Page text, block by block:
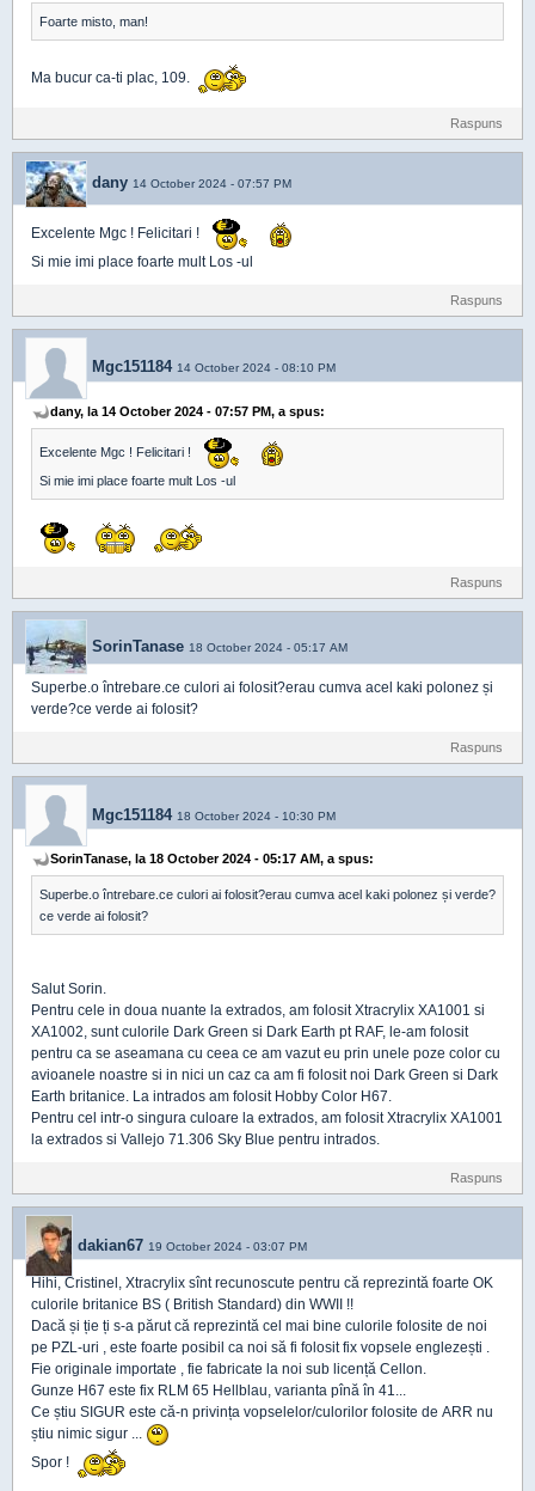
Foarte misto, man!
Ma bucur ca-ti plac, 109.
Raspuns
dany 14 October 2024 - 07:57 PM
Excelente Mgc ! Felicitari !
Si mie imi place foarte mult Los -ul
Raspuns
Mgc151184 14 October 2024 - 08:10 PM
dany, la 14 October 2024 - 07:57 PM, a spus:
Excelente Mgc ! Felicitari !
Si mie imi place foarte mult Los -ul
Raspuns
SorinTanase 18 October 2024 - 05:17 AM
Superbe.o întrebare.ce culori ai folosit?erau cumva acel kaki polonez și
verde?ce verde ai folosit?
Raspuns
Mgc151184 18 October 2024 - 10:30 PM
SorinTanase, la 18 October 2024 - 05:17 AM, a spus:
Superbe.o întrebare.ce culori ai folosit?erau cumva acel kaki polonez și verde?
ce verde ai folosit?
Salut Sorin.
Pentru cele in doua nuante la extrados, am folosit Xtracrylix XA1001 si
XA1002, sunt culorile Dark Green si Dark Earth pt RAF, le-am folosit
pentru ca se aseamana cu ceea ce am vazut eu prin unele poze color cu
avioanele noastre si in nici un caz ca am fi folosit noi Dark Green si Dark
Earth britanice. La intrados am folosit Hobby Color H67.
Pentru cel intr-o singura culoare la extrados, am folosit Xtracrylix XA1001
la extrados si Vallejo 71.306 Sky Blue pentru intrados.
Raspuns
dakian67 19 October 2024 - 03:07 PM
Hihi, Cristinel, Xtracrylix sînt recunoscute pentru că reprezintă foarte OK
culorile britanice BS ( British Standard) din WWII !!
Dacă și ție ți s-a părut că reprezintă cel mai bine culorile folosite de noi
pe PZL-uri , este foarte posibil ca noi să fi folosit fix vopsele englezești .
Fie originale importate , fie fabricate la noi sub licență Cellon.
Gunze H67 este fix RLM 65 Hellblau, varianta pînă în 41...
Ce știu SIGUR este că-n privința vopselelor/culorilor folosite de ARR nu
știu nimic sigur ...
Spor !